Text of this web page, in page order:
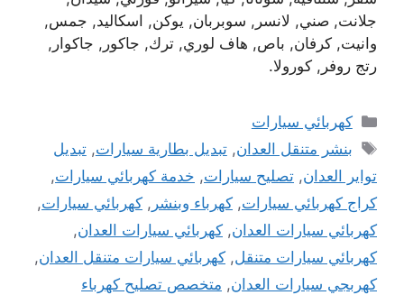
جلانت, صني, لانسر, سوبربان, يوكن, اسكاليد, جمس,
وانيت, كرفان, باص, هاف لوري, ترك, جاكور, جاكوار,
رتج روفر, كورولا.
التصنيفات
كهربائي سيارات
الوسوم
بنشر متنقل العدان,تبديل بطارية سيارات,تبديل
تواير العدان, تصليح سيارات, خدمة كهربائي سيارات,
كراج كهربائي سيارات, كهرباء وبنشر , كهربائي سيارات,
كهربائي سيارات العدان, كهربائي سيارات العدان,
كهربائي سيارات متنقل, كهربائي سيارات متنقل العدان,
كهربجي سيارات العدان, متخصص تصليح كهرباء